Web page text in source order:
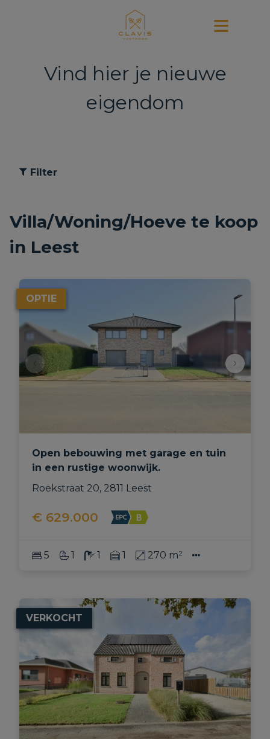
Vind hier je nieuwe
eigendom
Filter
Villa/Woning/Hoeve te koop
in Leest
OPTIE
Open bebouwing met garage en tuin
in een rustige woonwijk.
Roekstraat 20, 2811 Leest
€ 629.000
5 1 1 1 270 m²
VERKOCHT